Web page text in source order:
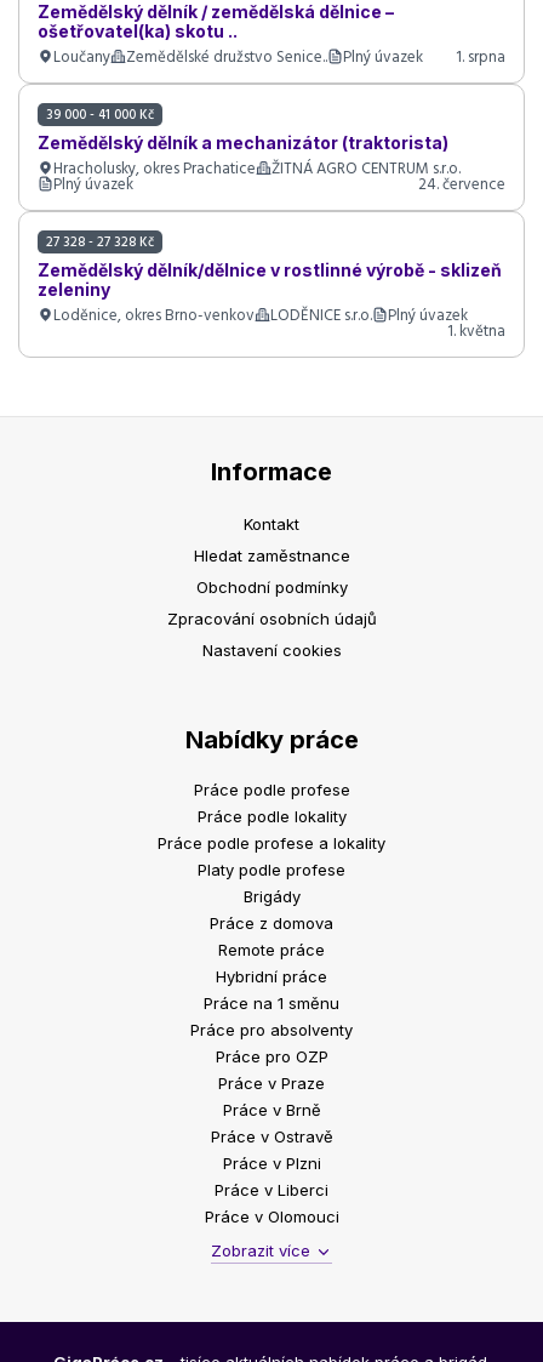
Zemědělský dělník / zemědělská dělnice –
ošetřovatel(ka) skotu ..
Loučany Zemědělské družstvo Senice.. Plný úvazek 1. srpna
39 000 - 41 000 Kč
Zemědělský dělník a mechanizátor (traktorista)
Hracholusky, okres Prachatice ŽITNÁ AGRO CENTRUM s.r.o.
Plný úvazek 24. července
27 328 - 27 328 Kč
Zemědělský dělník/dělnice v rostlinné výrobě - sklizeň
zeleniny
Loděnice, okres Brno-venkov LODĚNICE s.r.o. Plný úvazek
1. května
Informace
Kontakt
Hledat zaměstnance
Obchodní podmínky
Zpracování osobních údajů
Nastavení cookies
Nabídky práce
Práce podle profese
Práce podle lokality
Práce podle profese a lokality
Platy podle profese
Brigády
Práce z domova
Remote práce
Hybridní práce
Práce na 1 směnu
Práce pro absolventy
Práce pro OZP
Práce v Praze
Práce v Brně
Práce v Ostravě
Práce v Plzni
Práce v Liberci
Práce v Olomouci
Zobrazit více